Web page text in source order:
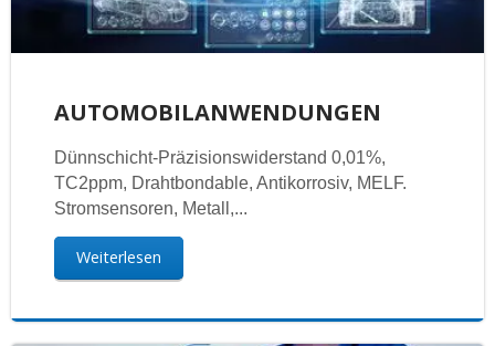
AUTOMOBILANWENDUNGEN
Dünnschicht-Präzisionswiderstand 0,01%,
TC2ppm, Drahtbondable, Antikorrosiv, MELF.
Stromsensoren, Metall,...
Weiterlesen